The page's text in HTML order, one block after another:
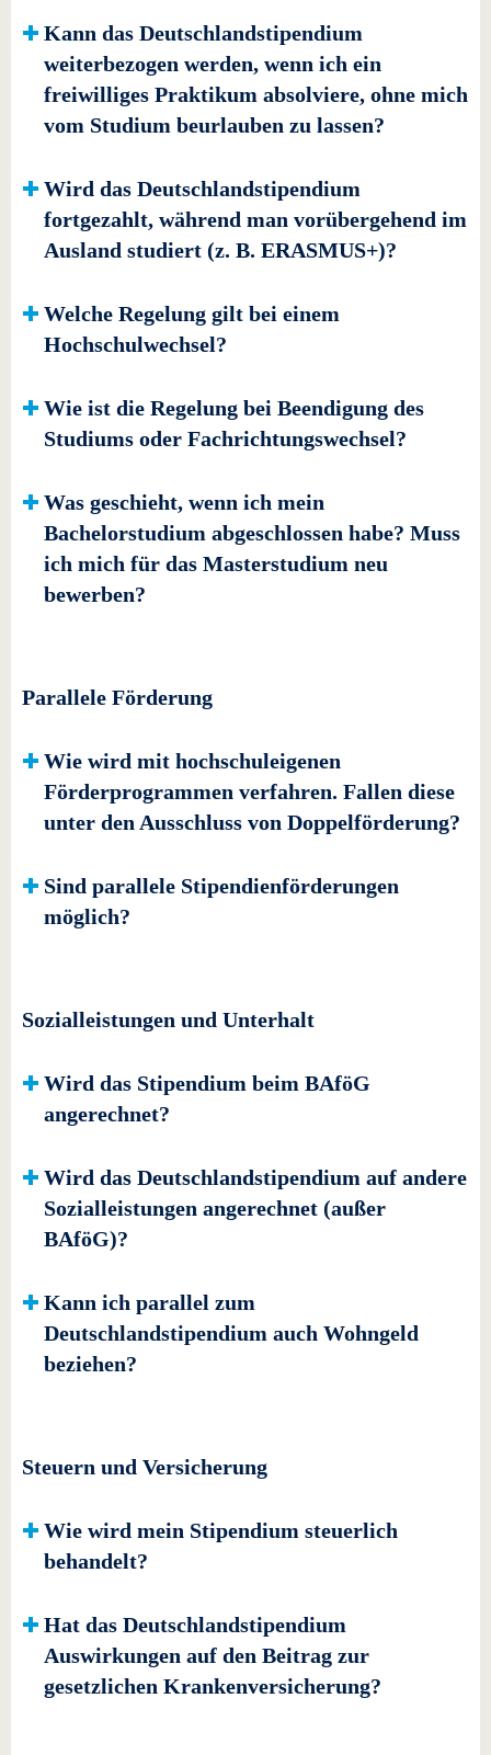
Kann das Deutschlandstipendium
weiterbezogen werden, wenn ich ein
freiwilliges Praktikum absolviere, ohne mich
vom Studium beurlauben zu lassen?
Wird das Deutschlandstipendium
fortgezahlt, während man vorübergehend im
Ausland studiert (z. B. ERASMUS+)?
Welche Regelung gilt bei einem
Hochschulwechsel?
Wie ist die Regelung bei Beendigung des
Studiums oder Fachrichtungswechsel?
Was geschieht, wenn ich mein
Bachelorstudium abgeschlossen habe? Muss
ich mich für das Masterstudium neu
bewerben?
Parallele Förderung
Wie wird mit hochschuleigenen
Förderprogrammen verfahren. Fallen diese
unter den Ausschluss von Doppelförderung?
Sind parallele Stipendienförderungen
möglich?
Sozialleistungen und Unterhalt
Wird das Stipendium beim BAföG
angerechnet?
Wird das Deutschlandstipendium auf andere
Sozialleistungen angerechnet (außer
BAföG)?
Kann ich parallel zum
Deutschlandstipendium auch Wohngeld
beziehen?
Steuern und Versicherung
Wie wird mein Stipendium steuerlich
behandelt?
Hat das Deutschlandstipendium
Auswirkungen auf den Beitrag zur
gesetzlichen Krankenversicherung?